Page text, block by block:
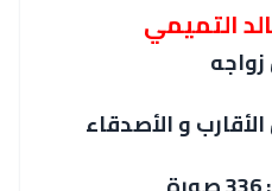
التميمي
و الأصدقاء